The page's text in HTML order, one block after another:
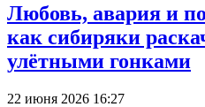
Любовь, авария и
как сибиряки
улётными гонками
22 июня 2026 16:27